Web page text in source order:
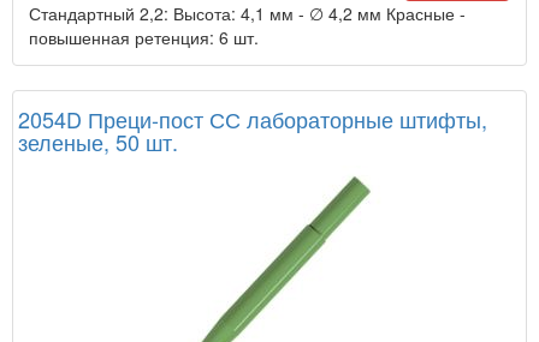
Стандартный 2,2: Высота: 4,1 мм - ∅ 4,2 мм Красные -
повышенная ретенция: 6 шт.
2054D Преци-пост СС лабораторные штифты,
зеленые, 50 шт.